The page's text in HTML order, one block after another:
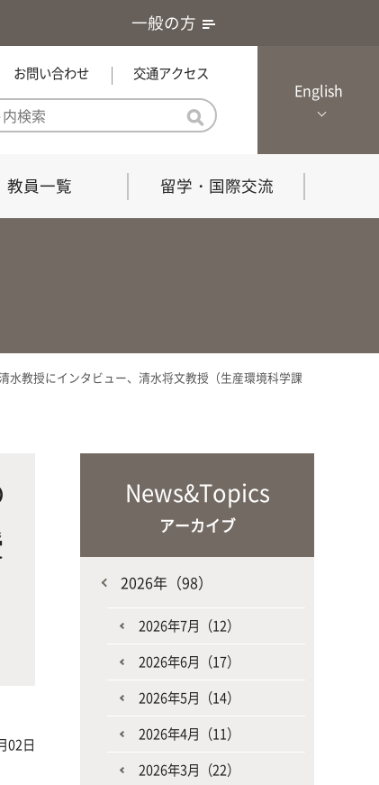
一般の方
お問い合わせ 交通アクセス
English
における３つの方針と専
共同獣医学科
健康だけでなく、あらゆる命の専門
生産環境科学課程
教員一覧 留学・国際交流
水教授にインタビュー、清水将文教授（生産環境科学課
02日
News&Topics
アーカイブ
2026年（98）
2026年7月（12）
2026年6月（17）
2026年5月（14）
2026年4月（11）
2026年3月（22）